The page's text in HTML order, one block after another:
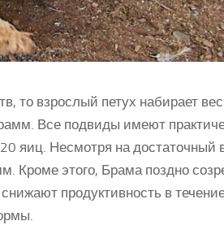
то взрослый петух набирает
Все подвиды имеют
яиц. Несмотря на достаточный
Кроме этого, Брама поздно
продуктивность в